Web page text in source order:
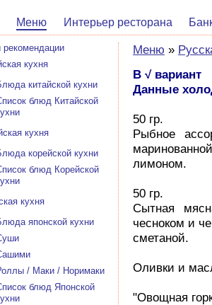
Меню Интерьер ресторана
Меню »
В √ вариант
Данные
50 гр.
Рыбное
лимоном.
50 гр.
Сытная
чесноком и
сметаной.
Оливки и
"Овощная
рекомендации
кухня
китайской кухни
блюд Китайской
кухня
корейской кухни
блюд Корейской
кухня
японской кухни
/ Маки / Норимаки
блюд Японской